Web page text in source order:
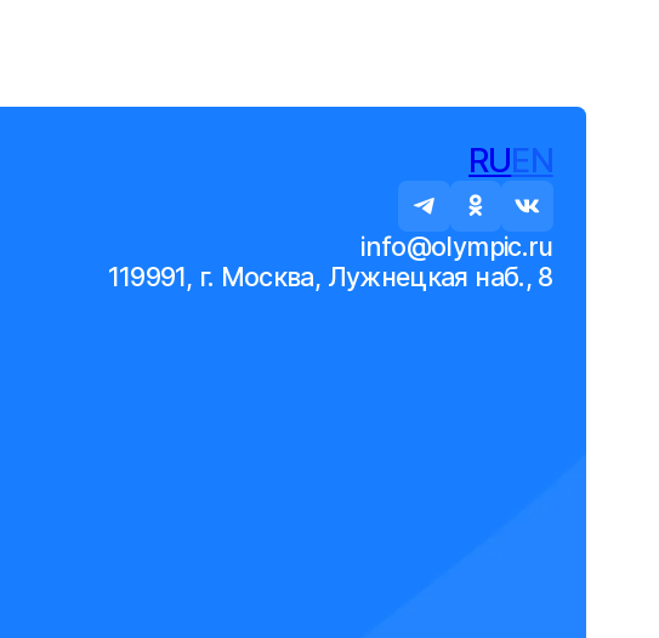
RUEN
info@olympic.ru
119991, г. Москва, Лужнецкая наб., 8